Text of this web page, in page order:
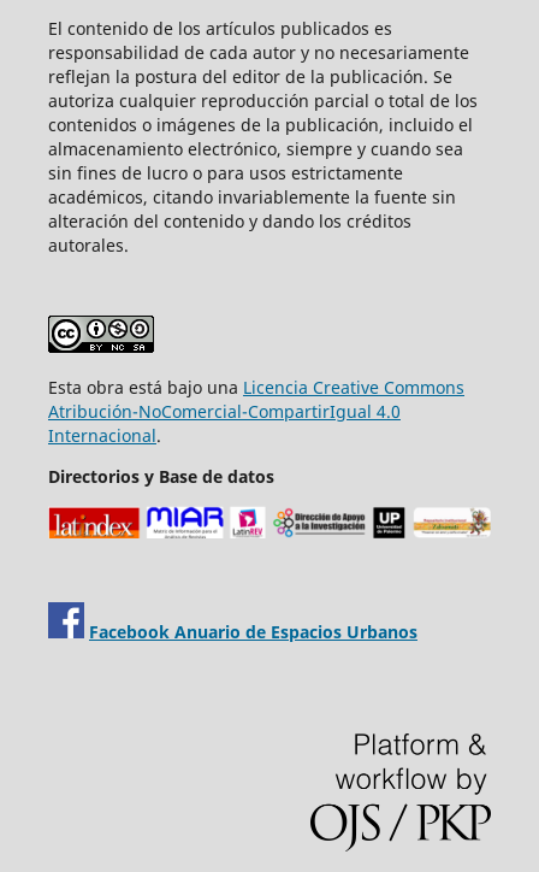
El contenido de los artículos publicados es
responsabilidad de cada autor y no necesariamente
reflejan la postura del editor de la publicación. Se
autoriza cualquier reproducción parcial o total de los
contenidos o imágenes de la publicación, incluido el
almacenamiento electrónico, siempre y cuando sea
sin fines de lucro o para usos estrictamente
académicos, citando invariablemente la fuente sin
alteración del contenido y dando los créditos
autorales.
Esta obra está bajo una Licencia Creative Commons
Atribución-NoComercial-CompartirIgual 4.0
Internacional.
Directorios y Base de datos
Facebook Anuario de Espacios Urbanos